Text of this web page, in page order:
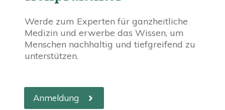
Werde zum Experten für ganzheitliche
Medizin und erwerbe das Wissen, um
Menschen nachhaltig und tiefgreifend zu
unterstützen.
Anmeldung